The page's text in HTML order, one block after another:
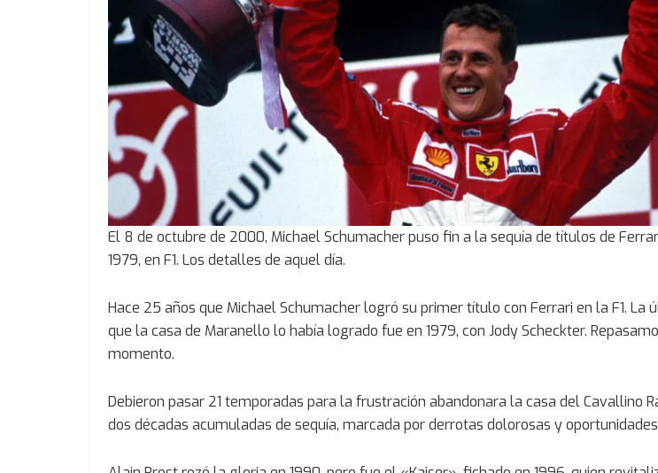
El 8 de octubre de 2000, Michael Schumacher puso fin a la sequía de títulos de
1979, en F1. Los detalles de aquel día.
Hace 25 años que Michael Schumacher logró su primer título con Ferrari en la F1. La
que la casa de Maranello lo había logrado fue en 1979, con Jody Scheckter.
momento.
Debieron pasar 21 temporadas para la frustración abandonara la casa del Cavallino
dos décadas acumuladas de sequía, marcada por derrotas dolorosas y